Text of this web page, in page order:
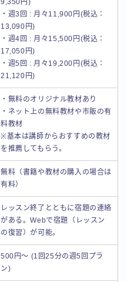
9,350円)
・週3回 : 月々11,900円(税込：
13,090円)
・週4回 : 月々15,500円(税込：
17,050円)
・週5回 : 月々19,200円(税込：
21,120円)
・無料のオリジナル教材あり
・ネット上の無料教材や市販の有
料教材
※基本は講師からおすすめの教材
を推薦してもらう。
無料（書籍や教材の購入の場合は
有料）
レッスン終了とともに宿題の連絡
がある。Webで宿題（レッスン
の復習）が可能。
500円～ (1回25分の週5回プラ
ン)